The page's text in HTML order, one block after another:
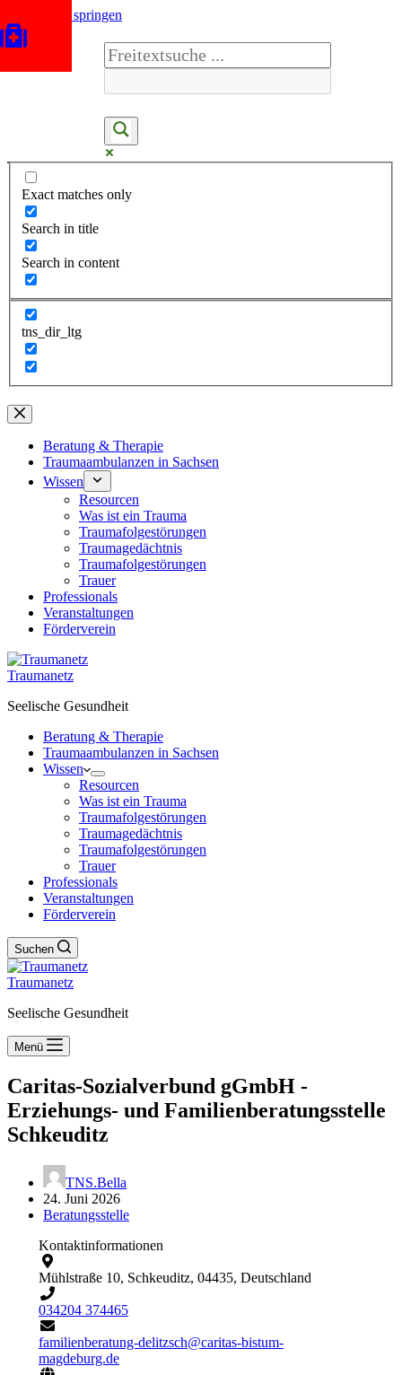
Zum Inhalt springen
Exact matches only
Search in title
Search in content
tns_dir_ltg
Beratung & Therapie
Traumaambulanzen in Sachsen
Wissen
Resourcen
Was ist ein Trauma
Traumafolgestörungen
Traumagedächtnis
Traumafolgestörungen
Trauer
Professionals
Veranstaltungen
Förderverein
Traumanetz
Seelische Gesundheit
Beratung & Therapie
Traumaambulanzen in Sachsen
Wissen
Resourcen
Was ist ein Trauma
Traumafolgestörungen
Traumagedächtnis
Traumafolgestörungen
Trauer
Professionals
Veranstaltungen
Förderverein
Suchen
Traumanetz
Seelische Gesundheit
Menü
Caritas-Sozialverbund gGmbH -
Erziehungs- und Familienberatungsstelle
Schkeuditz
TNS.Bella
24. Juni 2026
Beratungsstelle
Kontaktinformationen
Mühlstraße 10, Schkeuditz, 04435, Deutschland
034204 374465
familienberatung-delitzsch@caritas-bistum-
magdeburg.de